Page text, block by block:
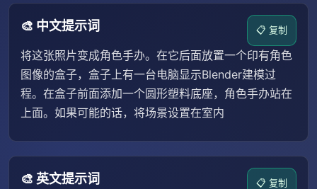
🎨 中文提示词 📋 复制
将这张照片变成角色手办。在它后面放置一个印有角色
图像的盒子，盒子上有一台电脑显示Blender建模过
程。在盒子前面添加一个圆形塑料底座，角色手办站在
上面。如果可能的话，将场景设置在室内
🎨 英文提示词 📋 复制